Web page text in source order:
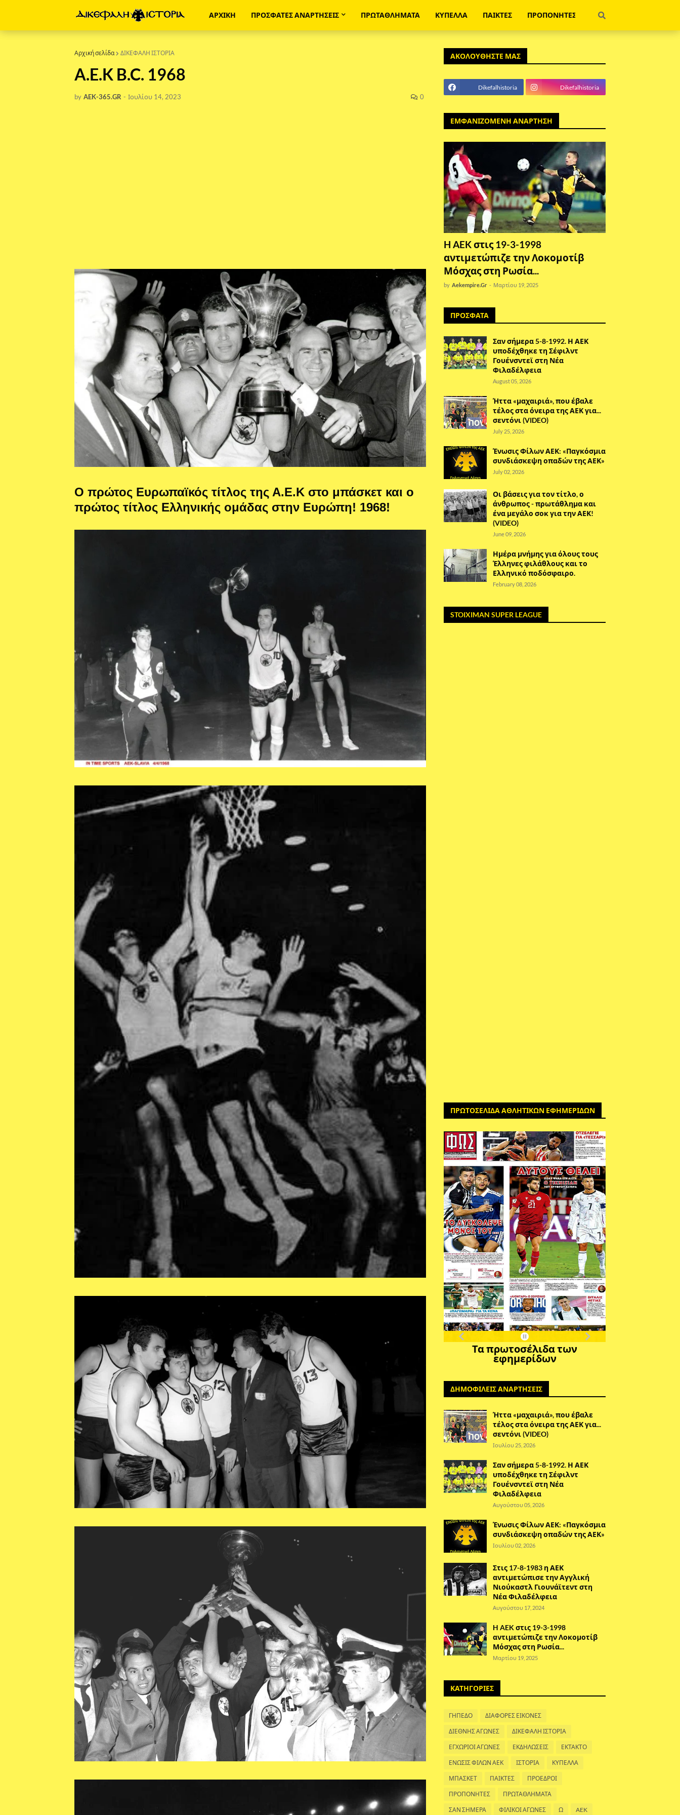
ΑΡΧΙΚΗ ΠΡΟΣΦΑΤΕΣ ΑΝΑΡΤΗΣΕΙΣ ΠΡΩΤΑΘΛΗΜΑΤΑ ΚΥΠΕΛΛΑ ΠΑΙΚΤΕΣ ΠΡΟΠΟΝΗΤΕΣ
Αρχική σελίδα ΔΙΚΕΦΑΛΗ ΙΣΤΟΡΙΑ
A.E.K B.C. 1968
by AEK-365.GR - Ιουλίου 14, 2023 0
Ο πρώτος Ευρωπαϊκός τίτλος της Α.Ε.Κ στο μπάσκετ και ο
πρώτος τίτλος Ελληνικής ομάδας στην Ευρώπη! 1968!
ΑΚΟΛΟΥΘΗΣΤΕ ΜΑΣ
Dikefalhistoria Dikefalhistoria
ΕΜΦΑΝΙΖΟΜΕΝΗ ΑΝΑΡΤΗΣΗ
H AEK στις 19-3-1998
αντιμετώπιζε την Λοκομοτίβ
Μόσχας στη Ρωσία...
by Aekempire.Gr - Μαρτίου 19, 2025
ΠΡΟΣΦΑΤΑ
Σαν σήμερα 5-8-1992. Η ΑΕΚ
υποδέχθηκε τη Σέφιλντ
Γουένσντεϊ στη Νέα
Φιλαδέλφεια
August 05, 2026
Ήττα «μαχαιριά», που έβαλε
τέλος στα όνειρα της ΑΕΚ για...
σεντόνι (VIDEO)
July 25, 2026
Ένωσις Φίλων ΑΕΚ: «Παγκόσμια
συνδιάσκεψη οπαδών της ΑΕΚ»
July 02, 2026
Οι βάσεις για τον τίτλο, ο
άνθρωπος - πρωτάθλημα και
ένα μεγάλο σοκ για την ΑΕΚ!
(VIDEO)
June 09, 2026
Ημέρα μνήμης για όλους τους
Έλληνες φιλάθλους και το
Ελληνικό ποδόσφαιρο.
February 08, 2026
STOIXIMAN SUPER LEAGUE
ΠΡΩΤΟΣΕΛΙΔΑ ΑΘΛΗΤΙΚΩΝ ΕΦΗΜΕΡΙΔΩΝ
Τα πρωτοσέλιδα των
εφημερίδων
ΔΗΜΟΦΙΛΕΙΣ ΑΝΑΡΤΗΣΕΙΣ
Ήττα «μαχαιριά», που έβαλε
τέλος στα όνειρα της ΑΕΚ για...
σεντόνι (VIDEO)
Ιουλίου 25, 2026
Σαν σήμερα 5-8-1992. Η ΑΕΚ
υποδέχθηκε τη Σέφιλντ
Γουένσντεϊ στη Νέα
Φιλαδέλφεια
Αυγούστου 05, 2026
Ένωσις Φίλων ΑΕΚ: «Παγκόσμια
συνδιάσκεψη οπαδών της ΑΕΚ»
Ιουλίου 02, 2026
Στις 17-8-1983 η ΑΕΚ
αντιμετώπισε την Αγγλική
Νιούκαστλ Γιουνάϊτεντ στη
Νέα Φιλαδέλφεια
Αυγούστου 17, 2024
H AEK στις 19-3-1998
αντιμετώπιζε την Λοκομοτίβ
Μόσχας στη Ρωσία...
Μαρτίου 19, 2025
ΚΑΤΗΓΟΡΙΕΣ
ΓΗΠΕΔΟ ΔΙΑΦΟΡΕΣ ΕΙΚΟΝΕΣ
ΔΙΕΘΝΗΣ ΑΓΩΝΕΣ ΔΙΚΕΦΑΛΗ ΙΣΤΟΡΙΑ
ΕΓΧΩΡΙΟΙ ΑΓΩΝΕΣ ΕΚΔΗΛΩΣΕΙΣ ΕΚΤΑΚΤΟ
ΕΝΩΣΙΣ ΦΙΛΩΝ ΑΕΚ ΙΣΤΟΡΙΑ ΚΥΠΕΛΛΑ
ΜΠΑΣΚΕΤ ΠΑΙΚΤΕΣ ΠΡΟΕΔΡΟΙ
ΠΡΟΠΟΝΗΤΕΣ ΠΡΩΤΑΘΛΗΜΑΤΑ
ΣΑΝ ΣΗΜΕΡΑ ΦΙΛΙΚΟΙ ΑΓΩΝΕΣ Ω AEK